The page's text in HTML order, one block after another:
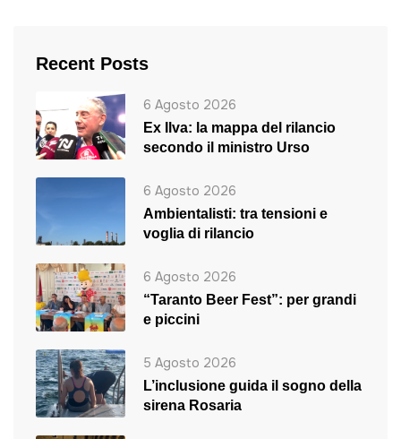
Recent Posts
6 Agosto 2026
Ex Ilva: la mappa del rilancio
secondo il ministro Urso
6 Agosto 2026
Ambientalisti: tra tensioni e
voglia di rilancio
6 Agosto 2026
“Taranto Beer Fest”: per grandi
e piccini
5 Agosto 2026
L’inclusione guida il sogno della
sirena Rosaria